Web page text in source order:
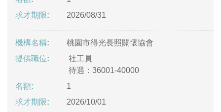
2026/08/31
桃園市得光長照關懷協會
社工員
待遇：36001-40000
1
2026/10/01